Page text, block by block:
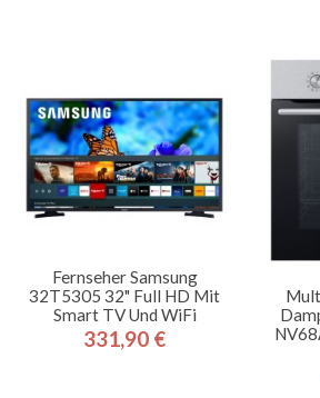
Fernseher Samsung
32T5305 32" Full HD Mit
Smart TV Und WiFi
Preis
331,90 €